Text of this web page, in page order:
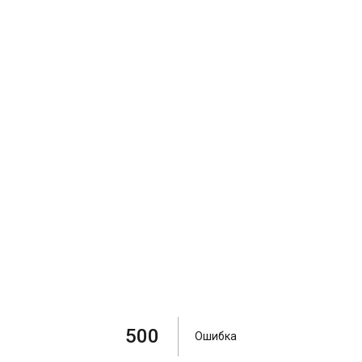
500 Ошибка